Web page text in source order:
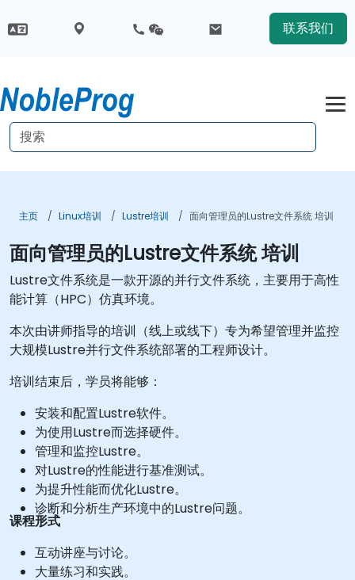
联系我们
主页 Linux培训 Lustre培训 面向管理员的Lustre文件系统 培训
面向管理员的Lustre文件系统 培训
Lustre文件系统是一款开源的并行文件系统，主要用于高性
能计算（HPC）仿真环境。
本次由讲师指导的培训（线上或线下）专为希望管理并监控
大规模Lustre并行文件系统部署的工程师设计。
培训结束后，学员将能够：
安装和配置Lustre软件。
为使用Lustre而选择硬件。
管理和监控Lustre。
对Lustre的性能进行基准测试。
为提升性能而优化Lustre。
诊断和分析生产环境中的Lustre问题。
课程形式
互动讲座与讨论。
大量练习和实践。